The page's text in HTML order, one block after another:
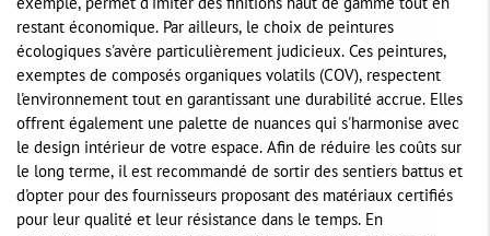
exemple, permet d'imiter des finitions haut de gamme tout en
restant économique. Par ailleurs, le choix de peintures
écologiques s'avère particulièrement judicieux. Ces peintures,
exemptes de composés organiques volatils (COV), respectent
l'environnement tout en garantissant une durabilité accrue. Elles
offrent également une palette de nuances qui s'harmonise avec
le design intérieur de votre espace. Afin de réduire les coûts sur
le long terme, il est recommandé de sortir des sentiers battus et
d'opter pour des fournisseurs proposant des matériaux certifiés
pour leur qualité et leur résistance dans le temps. En